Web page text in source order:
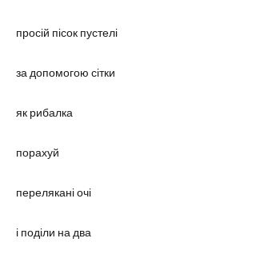
просій пісок пустелі
за допомогою сітки
як рибалка
порахуй
перелякані очі
і поділи на два